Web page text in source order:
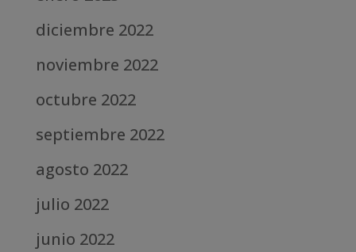
diciembre 2022
noviembre 2022
octubre 2022
septiembre 2022
agosto 2022
julio 2022
junio 2022